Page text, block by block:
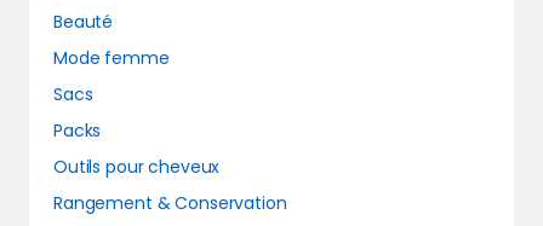
Beauté
Mode femme
Sacs
Packs
Outils pour cheveux
Rangement & Conservation